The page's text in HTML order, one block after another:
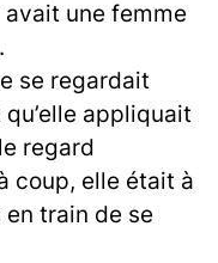
avait une femme
se regardait
appliquait
regard
coup, elle était à
train de se